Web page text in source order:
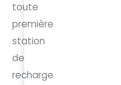
toute
première
station
de
recharge